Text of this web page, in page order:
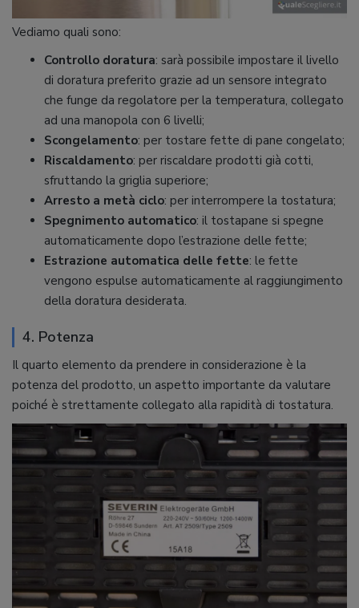
Vediamo quali sono:
Controllo doratura: sarà possibile impostare il livello
di doratura preferito grazie ad un sensore integrato
che funge da regolatore per la temperatura, collegato
ad una manopola con 6 livelli;
Scongelamento: per tostare fette di pane congelato;
Riscaldamento: per riscaldare prodotti già cotti,
sfruttando la griglia superiore;
Arresto a metà ciclo: per interrompere la tostatura;
Spegnimento automatico: il tostapane si spegne
automaticamente dopo l’estrazione delle fette;
Estrazione automatica delle fette: le fette
vengono espulse automaticamente al raggiungimento
della doratura desiderata.
4. Potenza
Il quarto elemento da prendere in considerazione è la
potenza del prodotto, un aspetto importante da valutare
poiché è strettamente collegato alla rapidità di tostatura.